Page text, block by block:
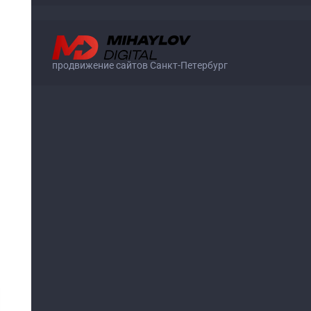
продвижение сайтов Санкт-Петербург